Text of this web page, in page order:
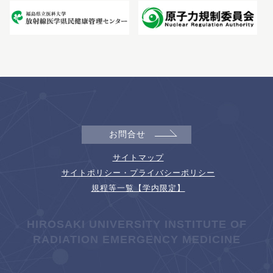
お問合せ
サイトマップ
サイトポリシー・プライバシーポリシー
規程等一覧【学内限定】
HIROSAKI UNIVERSITY INSTITUTE OF
RADIATION EMERGENCY MEDICINE